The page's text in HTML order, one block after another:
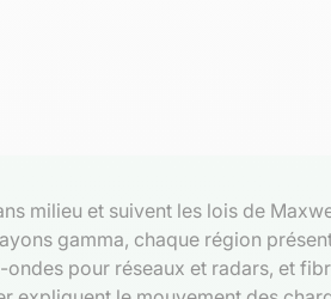
milieu et suivent les lois de
gamma, chaque région
pour réseaux et radars, et